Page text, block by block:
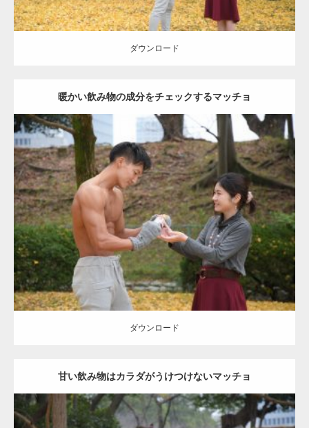
ダウンロード
暖かい飲み物の成分をチェックするマッチョ
Update:2021.07.8
Category:公園のマッチョ その他 AKIHITO(細マッチョ) 上腕三頭筋
肩
ダウンロード
ダウンロード
甘い飲み物はカラダがうけつけないマッチョ